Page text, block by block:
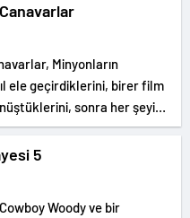
Minyonların
ele geçirdiklerini, birer film
sonra her şeyi
ve dünyaya canavarlar
anlatan
dolu bir serüven…
5
Woody ve bir